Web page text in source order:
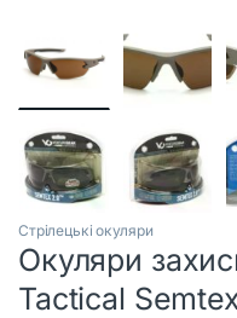
Стрілецькі окуляри
Окуляри
Tactical